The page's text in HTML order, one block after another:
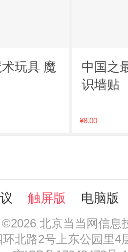
玩具 魔
中国之
识墙贴
¥8.00
触屏版 电脑版
北京当当网信息
北路2号上东公园里4